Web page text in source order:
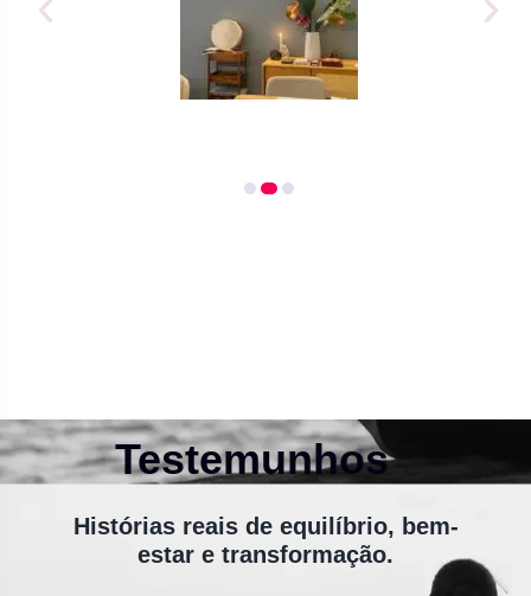
Testemunhos
Histórias reais de equilíbrio, bem-
estar e transformação.